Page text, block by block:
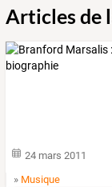
Articles de
24 mars 2011
» Musique